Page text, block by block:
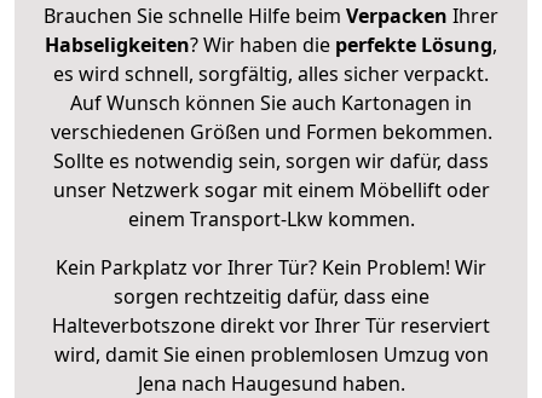
Brauchen Sie schnelle Hilfe beim Verpacken Ihrer
Habseligkeiten? Wir haben die perfekte Lösung,
es wird schnell, sorgfältig, alles sicher verpackt.
Auf Wunsch können Sie auch Kartonagen in
verschiedenen Größen und Formen bekommen.
Sollte es notwendig sein, sorgen wir dafür, dass
unser Netzwerk sogar mit einem Möbellift oder
einem Transport-Lkw kommen.
Kein Parkplatz vor Ihrer Tür? Kein Problem! Wir
sorgen rechtzeitig dafür, dass eine
Halteverbotszone direkt vor Ihrer Tür reserviert
wird, damit Sie einen problemlosen Umzug von
Jena nach Haugesund haben.